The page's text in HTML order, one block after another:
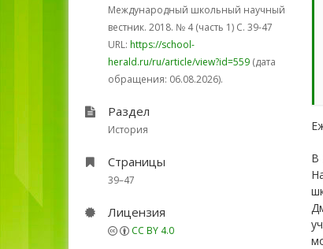
Международный школьный научный
вестник. 2018. № 4 (часть 1) С. 39-47
URL: https://school-
herald.ru/ru/article/view?id=559 (дата
обращения: 06.08.2026).
Раздел
История
Страницы
39–47
Лицензия
CC BY 4.0
В